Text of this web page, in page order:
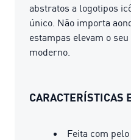
abstratos a logotipos
único. Não importa
estampas elevam o
moderno.
CARACTERÍSTICAS
Feita com